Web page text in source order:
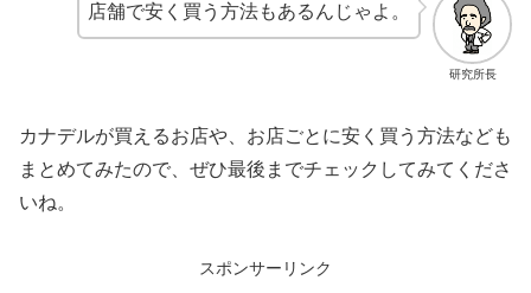
研究所長
店舗で安く買う方法もあるんじゃよ。
カナデルが買えるお店や、お店ごとに安く買う方法なども
まとめてみたので、ぜひ最後までチェックしてみてくださ
いね。
スポンサーリンク